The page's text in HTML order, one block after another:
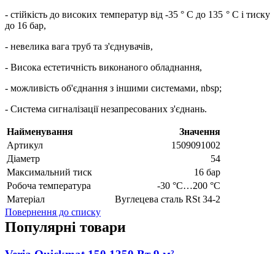
- стійкість до високих температур від -35 ° C до 135 ° C і тиску
до 16 бар,
- невелика вага труб та з'єднувачів,
- Висока естетичність виконаного обладнання,
- можливість об'єднання з іншими системами, nbsp;
- Система сигналізації незапресованих з'єднань.
Найменування
Значення
Артикул
1509091002
Діаметр
54
Максимальний тиск
16 бар
Робоча температура
-30 °C…200 °C
Матеріал
Вуглецева сталь RSt 34-2
Повернення до списку
Популярні товари